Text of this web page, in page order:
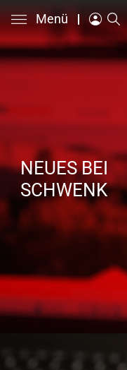
Menü
NEUES BEI
SCHWENK